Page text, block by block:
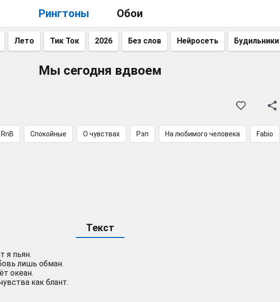
Рингтоны Обои
Лето Тик Ток 2026 Без слов Нейросеть Будильники
Мы сегодня вдвоем
RnB Спокойные О чувствах Рэп На любимого человека Fabio
Текст
я пьян.
лишь обман.
океан.
как блант.